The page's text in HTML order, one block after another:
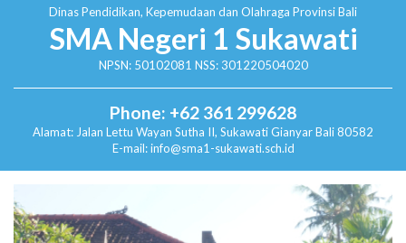
Dinas Pendidikan, Kepemudaan dan Olahraga Provinsi Bali
SMA Negeri 1 Sukawati
NPSN: 50102081 NSS: 301220504020
Phone: +62 361 299628
Alamat: Jalan Lettu Wayan Sutha II, SukawatiGianyar Bali 80582
E-mail: info@sma1-sukawati.sch.id